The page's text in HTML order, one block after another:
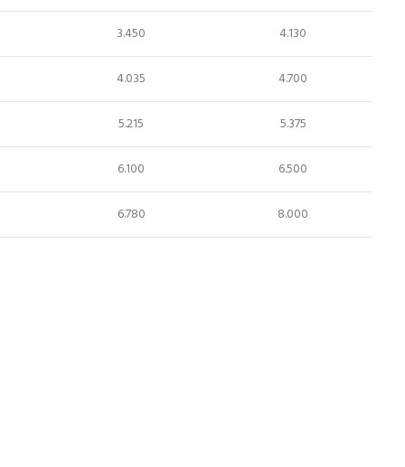
3.450 4.130
4.035 4.700
5.215 5.375
6.100 6.500
6.780 8.000